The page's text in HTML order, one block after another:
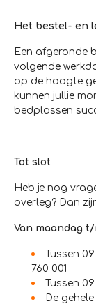
Het bestel- en
Een afgeronde
volgende
op de hoogte
kunnen jullie
bedplassen
Tot slot
Heb je nog
overleg? Dan
Van maandag
Tussen
760 001
Tussen
De